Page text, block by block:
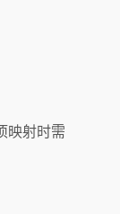
映射时需